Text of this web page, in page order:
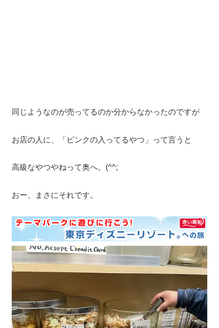
同じようなのが売ってるのか分からなかったのですが
お店の人に、「ピンクの入ってるやつ」って言うと
高級なやつやねって奥へ。(^^;
おー、まさにそれです。